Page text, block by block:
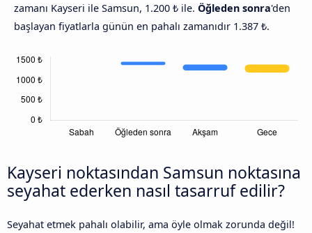
zamanı Kayseri ile Samsun, 1.200 ₺ ile. Öğleden sonra'den
başlayan fiyatlarla günün en pahalı zamanıdır 1.387 ₺.
Kayseri noktasından Samsun noktasına
seyahat ederken nasıl tasarruf edilir?
Seyahat etmek pahalı olabilir, ama öyle olmak zorunda değil!